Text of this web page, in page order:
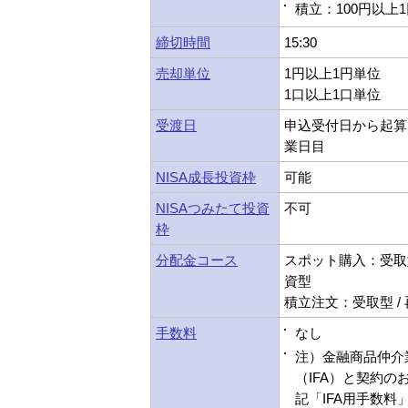
積立：100円以上
締切時間
15:30
売却単位
1円以上1円単位
1口以上1口単位
受渡日
申込受付日から起
業日目
NISA成長投資枠
可能
NISAつみたて投資
枠
不可
分配金コース
スポット購入：受
資型
積立注文：受取型 /
手数料
なし
注）金融商品仲介
（IFA）と契約の
記「IFA用手数料